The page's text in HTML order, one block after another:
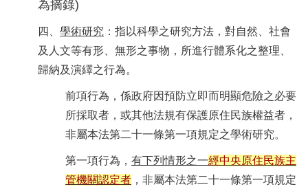
為摘錄)
四、 學術研究 ：指以科學之研究方法，對自然、社會
及人文等有形、無形之事物，所進行體系化之整理、
歸納及演繹之行為。
前項行為，係政府因預防立即而明顯危險之必要
所採取者，或其他法規有保護原住民族權益者，
非屬本法第二十一條第一項規定之學術研究。
第一項行為， 有下列情形之一經中央原住民族主
管機關認定者 ，非屬本法第二十一條第一項規定